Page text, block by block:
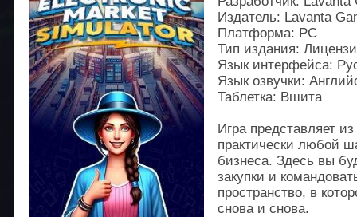
Издатель: Lavanta
Платформа: PC
Тип издания:
Язык интерфейса:
Язык озвучки:
Таблетка: Вшита
Игра представляет
практически любой
бизнеса. Здесь вы
закупки и
пространство, в
снова и снова.